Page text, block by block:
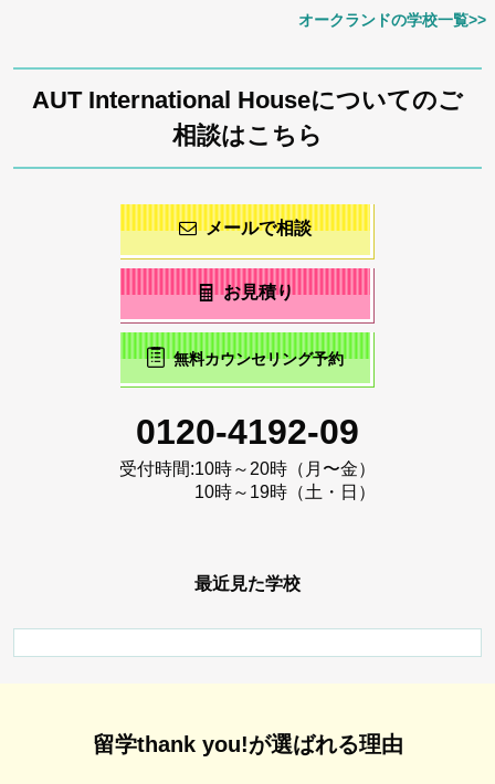
オークランドの学校一覧>>
AUT International Houseについてのご
相談はこちら
メールで相談
お見積り
無料カウンセリング予約
0120-4192-09
受付時間:10時～20時（月〜金）
10時～19時（土・日）
最近見た学校
留学thank you!が選ばれる理由